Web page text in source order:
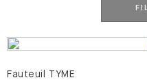
Fauteuil TYME